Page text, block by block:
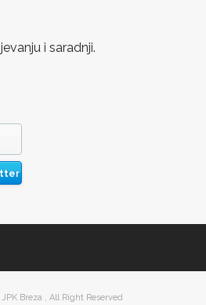
i saradnji.
Breza , All Right Reserved